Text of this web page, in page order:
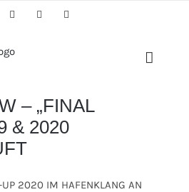
Twitter Instagram
– „FINAL
& 2020
2020 IM HAFENKLANG AN